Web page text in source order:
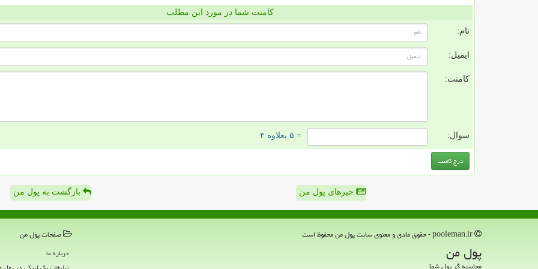
کامنت شما در مورد این مطلب
نام:
ایمیل:
کامنت:
سوال: = ۵ بعلاوه ۴
خبرهای پول من بازگشت به پول من
پول من
محاسبه گر پول شما
صفحات پول من
درباره ما